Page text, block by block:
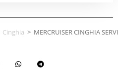
Cinghia > MERCRUISER CINGHIA